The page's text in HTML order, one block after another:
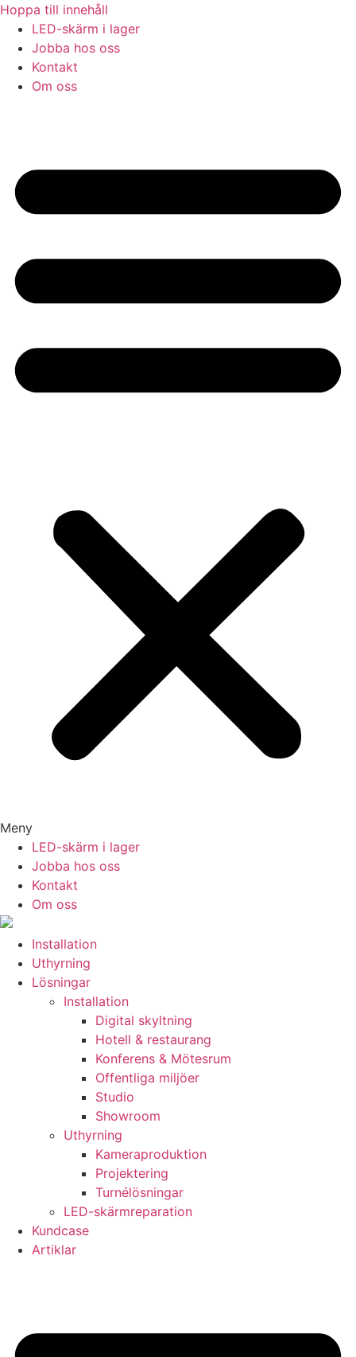
Hoppa till innehåll
LED-skärm i lager
Jobba hos oss
Kontakt
Om oss
Meny
LED-skärm i lager
Jobba hos oss
Kontakt
Om oss
Installation
Uthyrning
Lösningar
Installation
Digital skyltning
Hotell & restaurang
Konferens & Mötesrum
Offentliga miljöer
Studio
Showroom
Uthyrning
Kameraproduktion
Projektering
Turnélösningar
LED-skärmreparation
Kundcase
Artiklar